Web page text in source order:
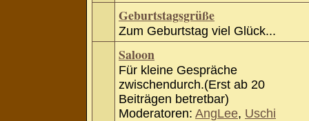
Geburtstagsgrüße
Zum Geburtstag viel Glück...
Saloon
Für kleine Gespräche
zwischendurch.(Erst ab 20
Beiträgen betretbar)
Moderatoren: AngLee, Uschi